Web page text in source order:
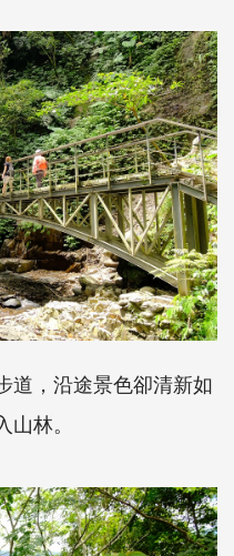
道，沿途景色卻清新如
林。